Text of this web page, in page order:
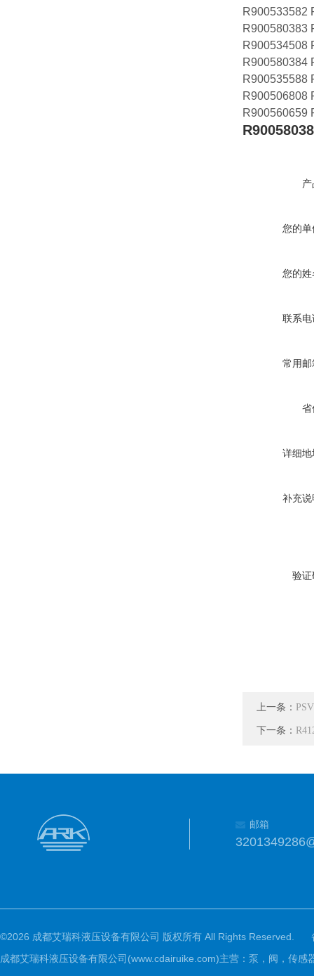
R900533582
R900580383
R900534508
R900580384
R900535588
R900506808
R900560659
您的
您的
联系
常用
省
详细
补充
验
上一条：
下一条：
邮箱
©2026 成都艾瑞科液压设备有限公司 版权所有 All Rights Reserved.
成都艾瑞科液压设备有限公司(www.cdairuike.com)主营：泵，阀，传